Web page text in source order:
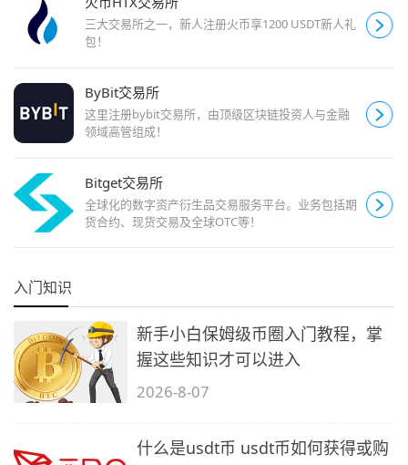
三大交易所之一，新人注册火币享1200 USDT新人礼
包！
ByBit交易所
这里注册bybit交易所，由顶级区块链投资人与金融
领域高管组成！
Bitget交易所
全球化的数字资产衍生品交易服务平台。业务包括期
货合约、现货交易及全球OTC等！
入门知识
新手小白保姆级币圈入门教程，掌
握这些知识才可以进入
2026-8-07
什么是usdt币 usdt币如何获得或购